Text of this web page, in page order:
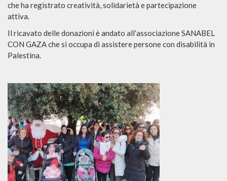
che ha registrato creatività, solidarietà e partecipazione
attiva.
Il ricavato delle donazioni è andato all’associazione SANABEL
CON GAZA che si occupa di assistere persone con disabilità in
Palestina.